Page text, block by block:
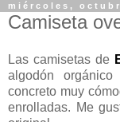
miércoles,
Camiseta
Las camisetas de
algodón
concreto muy
enrolladas. Me